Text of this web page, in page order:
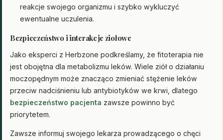
reakcje swojego organizmu i szybko wykluczyć
ewentualne uczulenia.
Bezpieczeństwo i interakcje ziołowe
Jako eksperci z Herbzone podkreślamy, że fitoterapia nie
jest obojętna dla metabolizmu leków. Wiele ziół o działaniu
moczopędnym może znacząco zmieniać stężenie leków
przeciw nadciśnieniu lub antybiotyków we krwi, dlatego
bezpieczeństwo pacjenta zawsze powinno być
priorytetem.
Zawsze informuj swojego lekarza prowadzącego o chęci